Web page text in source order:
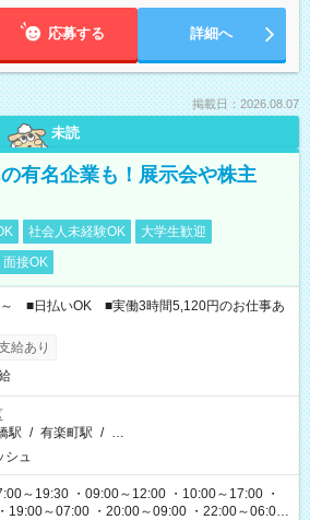
応募する 詳細へ
掲載日：2026.08.07
未読
有名企業も！展示会や株主
社会人未経験OK
大学生歓迎
面接OK
■日払いOK ■実働3時間5,120円のお仕事あ
給あり
駅 / 有楽町駅 / …
シュ
～19:30 ・09:00～12:00 ・10:00～17:00 ・
19:00～07:00 ・20:00～09:00 ・22:00～06:00